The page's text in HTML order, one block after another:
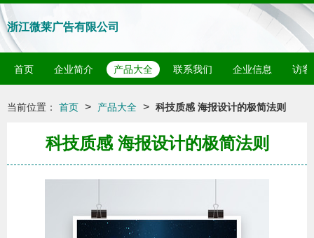
浙江微莱广告有限公司
首页 企业简介 产品大全 联系我们 企业信息 访客
当前位置： 首页 > 产品大全 > 科技质感 海报设计的极简法则
科技质感 海报设计的极简法则